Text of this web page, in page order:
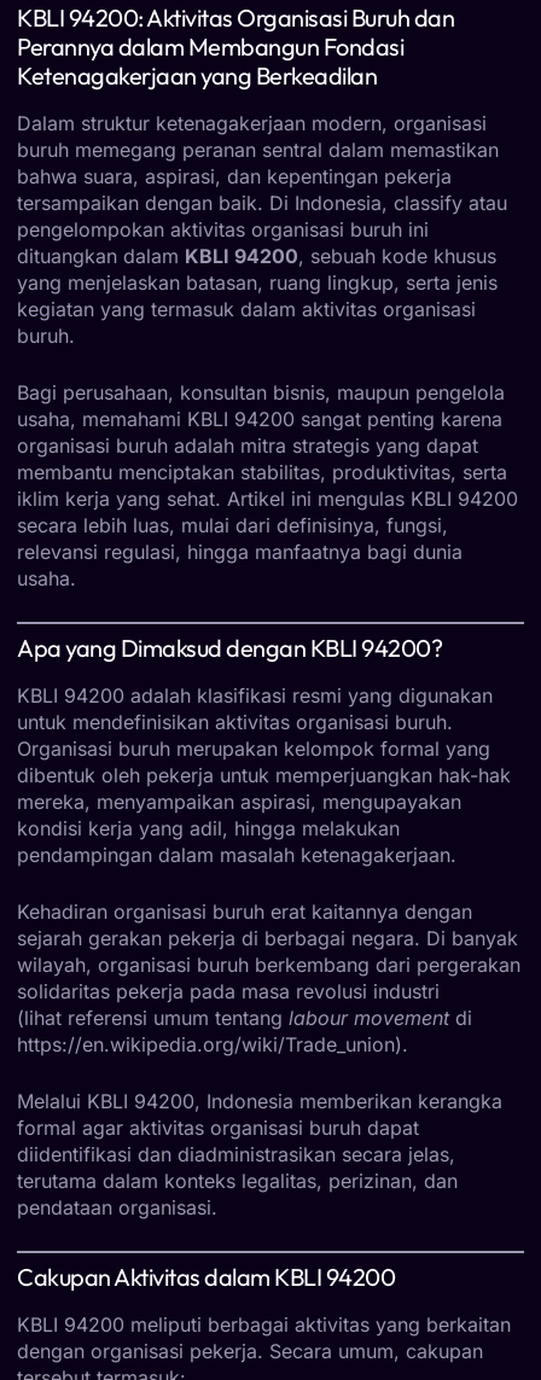
KBLI 94200: Aktivitas Organisasi Buruh dan
Perannya dalam Membangun Fondasi
Ketenagakerjaan yang Berkeadilan
Dalam struktur ketenagakerjaan modern, organisasi
buruh memegang peranan sentral dalam memastikan
bahwa suara, aspirasi, dan kepentingan pekerja
tersampaikan dengan baik. Di Indonesia, classify atau
pengelompokan aktivitas organisasi buruh ini
dituangkan dalam KBLI 94200, sebuah kode khusus
yang menjelaskan batasan, ruang lingkup, serta jenis
kegiatan yang termasuk dalam aktivitas organisasi
buruh.
Bagi perusahaan, konsultan bisnis, maupun pengelola
usaha, memahami KBLI 94200 sangat penting karena
organisasi buruh adalah mitra strategis yang dapat
membantu menciptakan stabilitas, produktivitas, serta
iklim kerja yang sehat. Artikel ini mengulas KBLI 94200
secara lebih luas, mulai dari definisinya, fungsi,
relevansi regulasi, hingga manfaatnya bagi dunia
usaha.
Apa yang Dimaksud dengan KBLI 94200?
KBLI 94200 adalah klasifikasi resmi yang digunakan
untuk mendefinisikan aktivitas organisasi buruh.
Organisasi buruh merupakan kelompok formal yang
dibentuk oleh pekerja untuk memperjuangkan hak-hak
mereka, menyampaikan aspirasi, mengupayakan
kondisi kerja yang adil, hingga melakukan
pendampingan dalam masalah ketenagakerjaan.
Kehadiran organisasi buruh erat kaitannya dengan
sejarah gerakan pekerja di berbagai negara. Di banyak
wilayah, organisasi buruh berkembang dari pergerakan
solidaritas pekerja pada masa revolusi industri
(lihat referensi umum tentang labour movementdi
https://en.wikipedia.org/wiki/Trade_union).
Melalui KBLI 94200, Indonesia memberikan kerangka
formal agar aktivitas organisasi buruh dapat
diidentifikasi dan diadministrasikan secara jelas,
terutama dalam konteks legalitas, perizinan, dan
pendataan organisasi.
Cakupan Aktivitas dalam KBLI 94200
KBLI 94200 meliputi berbagai aktivitas yang berkaitan
dengan organisasi pekerja. Secara umum, cakupan